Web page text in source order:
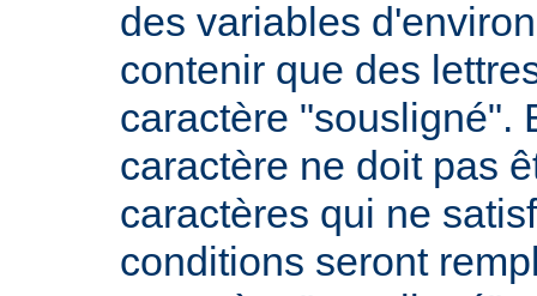
des variables
contenir que des
caractère "sousligné".
caractère ne doit pas
caractères qui ne
conditions seront